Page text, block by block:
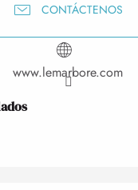
CONTÁCTENOS
www.lemarbore.com